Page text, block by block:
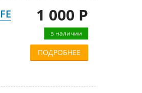
1 000 Р
в наличии
ПОДРОБНЕЕ